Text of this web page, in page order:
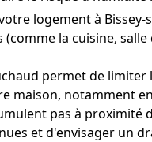
logement à
la cuisine,
permet de
maison, notamment
pas à
et d'envisager un